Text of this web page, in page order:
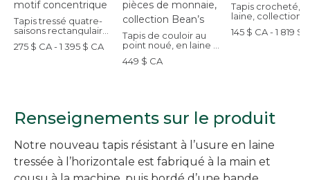
Tapis tressé quatre-
saisons rectangulaire,
à motif concentrique
275 $ CA - 1 395 $ CA
Tapis de couloir au
point noué, en laine à
motif de pièces de
monnaie, collection
449 $ CA
Tapis crocheté,
laine, collection
Bean’s – ronds
145 $ CA - 1 819 $
Renseignements sur le produit
Notre nouveau tapis résistant à l’usure en laine
tressée à l’horizontale est fabriqué à la main et